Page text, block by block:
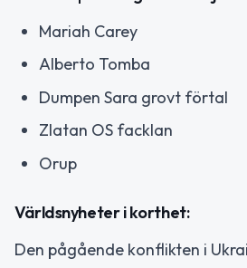
Mariah Carey
Alberto Tomba
Dumpen Sara grovt förtal
Zlatan OS facklan
Orup
Världsnyheter i korthet:
Den pågående konflikten i